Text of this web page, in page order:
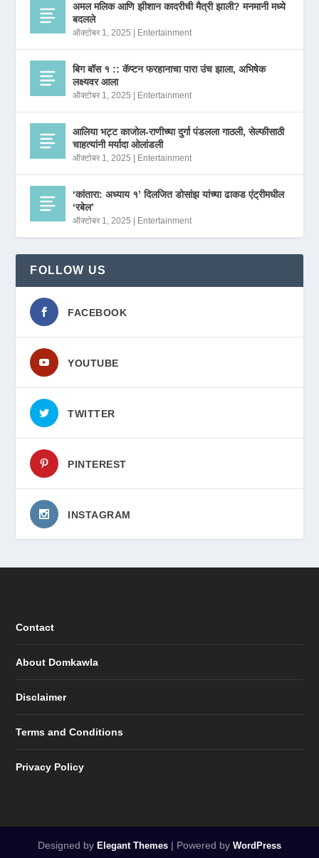
अमल मलिक आणि झीशान कादरीची मैत्री झाली? मनमानी मध्ये
बदलले
ऑक्टोबर 1, 2025 Entertainment
बिग बॉस १ :: कॅप्टन फरहानाचा पारा उंच झाला, अभिषेक
लक्ष्यवर आला
ऑक्टोबर 1, 2025 Entertainment
आलिया भट्ट काजोल-राणीच्या दुर्गा पंडलला गाठली, सेल्फीसाठी
चाहत्यांनी मर्यादा ओलांडली
ऑक्टोबर 1, 2025 Entertainment
‘कांतारा: अध्याय १’ दिलजित डोसांझ यांच्या ढाकड एंट्रीमधील
‘रबेल’
ऑक्टोबर 1, 2025 Entertainment
FOLLOW US
FACEBOOK
YOUTUBE
TWITTER
PINTEREST
INSTAGRAM
Contact
About Domkawla
Disclaimer
Terms and Conditions
Privacy Policy
Designed by Elegant Themes | Powered by WordPress